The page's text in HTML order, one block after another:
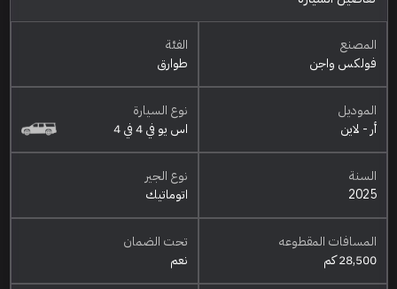
المصنع
فولكس واجن
الفئة
طوارق
الموديل
أر - لاين
نوع السيارة
اس يو في 4 في 4
السنة
2025
نوع الجير
اتوماتيك
المسافات المقطوعه
28,500 كم
تحت الضمان
نعم